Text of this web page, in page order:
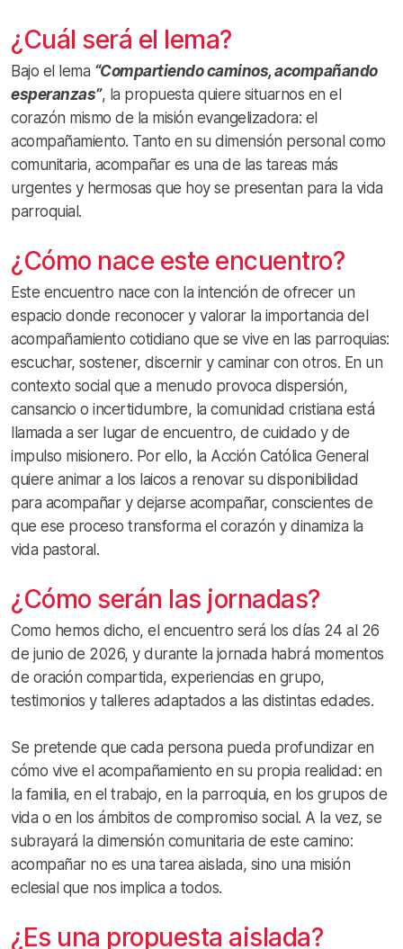
¿Cuál será el lema?
Bajo el lema “Compartiendo caminos, acompañando
esperanzas”, la propuesta quiere situarnos en el
corazón mismo de la misión evangelizadora: el
acompañamiento. Tanto en su dimensión personal como
comunitaria, acompañar es una de las tareas más
urgentes y hermosas que hoy se presentan para la vida
parroquial.
¿Cómo nace este encuentro?
Este encuentro nace con la intención de ofrecer un
espacio donde reconocer y valorar la importancia del
acompañamiento cotidiano que se vive en las parroquias:
escuchar, sostener, discernir y caminar con otros. En un
contexto social que a menudo provoca dispersión,
cansancio o incertidumbre, la comunidad cristiana está
llamada a ser lugar de encuentro, de cuidado y de
impulso misionero. Por ello, la Acción Católica General
quiere animar a los laicos a renovar su disponibilidad
para acompañar y dejarse acompañar, conscientes de
que ese proceso transforma el corazón y dinamiza la
vida pastoral.
¿Cómo serán las jornadas?
Como hemos dicho, el encuentro será los días 24 al 26
de junio de 2026, y durante la jornada habrá momentos
de oración compartida, experiencias en grupo,
testimonios y talleres adaptados a las distintas edades.
Se pretende que cada persona pueda profundizar en
cómo vive el acompañamiento en su propia realidad: en
la familia, en el trabajo, en la parroquia, en los grupos de
vida o en los ámbitos de compromiso social. A la vez, se
subrayará la dimensión comunitaria de este camino:
acompañar no es una tarea aislada, sino una misión
eclesial que nos implica a todos.
¿Es una propuesta aislada?